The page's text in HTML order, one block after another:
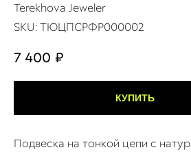
Terekhova Jeweler
SKU:ТЮЦПСРФР000002
7 400 ₽
КУПИТЬ
Подвеска на тонкой цепи с